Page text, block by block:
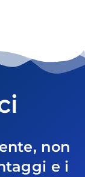
non
e i